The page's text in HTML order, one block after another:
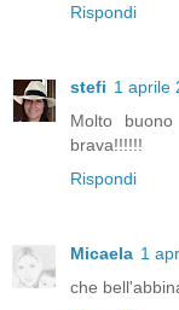
Rispondi
stefi 1 aprile
Molto
brava!!!!!!
Rispondi
Micaela 1
che